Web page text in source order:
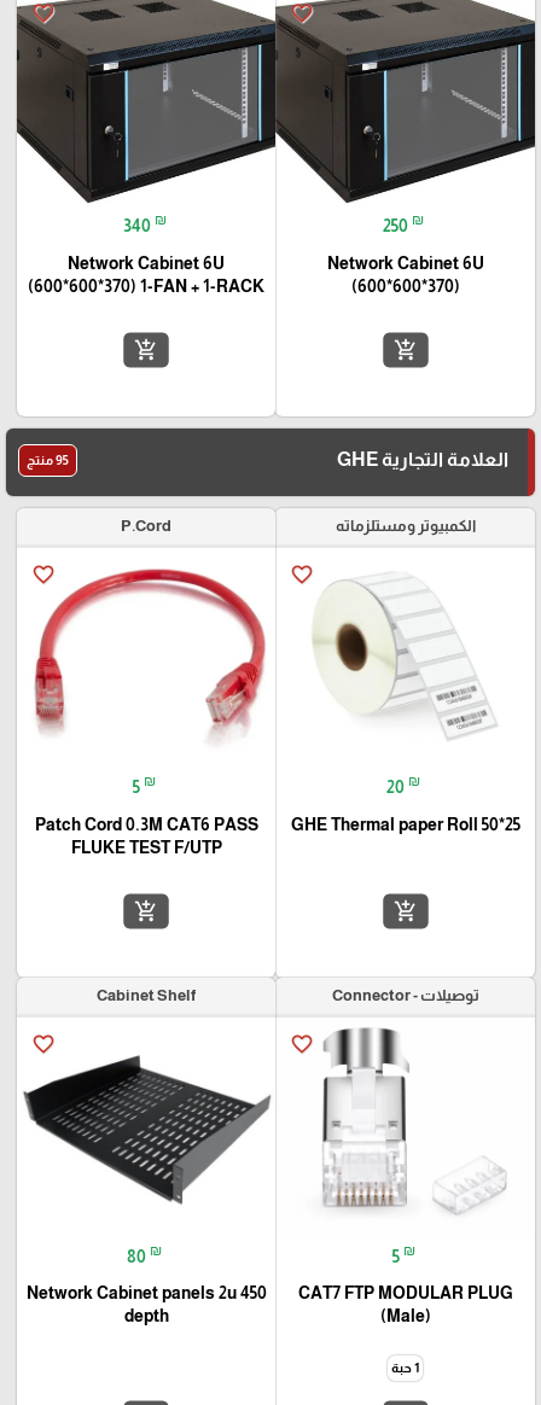
favorite_border
250 ₪
Network Cabinet 6U
(600*600*370)
add_shopping_cart
favorite_border
340 ₪
Network Cabinet 6U
(600*600*370) 1-FAN + 1-RACK
add_shopping_cart
العلامة التجارية GHE 95 منتج
الكمبيوتر ومستلزماته
favorite_border
20 ₪
GHE Thermal paper Roll 50*25
add_shopping_cart
P.Cord
favorite_border
5 ₪
Patch Cord 0.3M CAT6 PASS
FLUKE TEST F/UTP
add_shopping_cart
توصيلات - Connector
favorite_border
5 ₪
CAT7 FTP MODULAR PLUG
(Male)
1 حبة
Cabinet Shelf
favorite_border
80 ₪
Network Cabinet panels 2u 450
depth